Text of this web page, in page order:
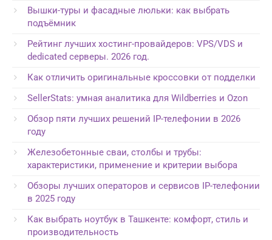
Вышки-туры и фасадные люльки: как выбрать
подъёмник
Рейтинг лучших хостинг-провайдеров: VPS/VDS и
dedicated серверы. 2026 год.
Как отличить оригинальные кроссовки от подделки
SellerStats: умная аналитика для Wildberries и Ozon
Обзор пяти лучших решений IP-телефонии в 2026
году
Железобетонные сваи, столбы и трубы:
характеристики, применение и критерии выбора
Обзоры лучших операторов и сервисов IP-телефонии
в 2025 году
Как выбрать ноутбук в Ташкенте: комфорт, стиль и
производительность